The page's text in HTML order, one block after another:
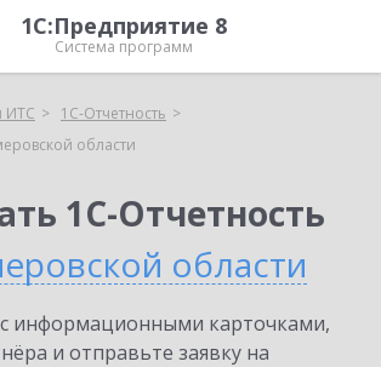
1С:Предприятие 8
Система программ
ИТС
1С-Отчетность
области
1С-Отчетность
области
информационными карточками,
и отправьте заявку на